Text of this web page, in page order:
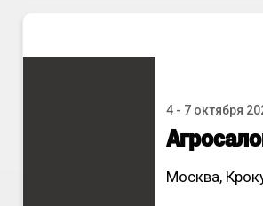
4 - 7 октября
Москва,